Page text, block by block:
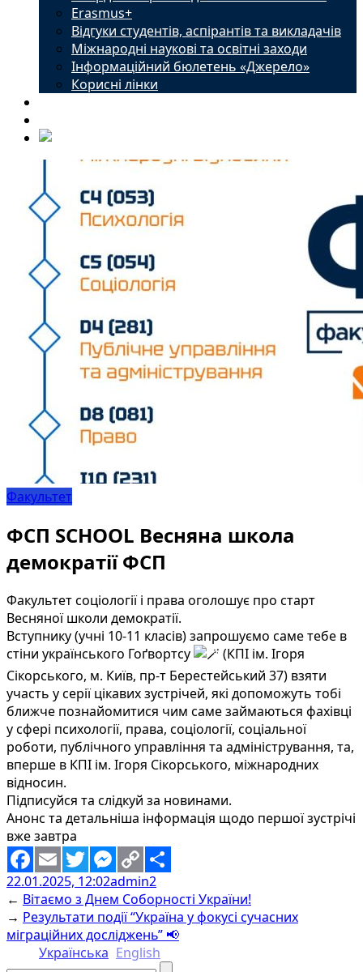
Erasmus+
Відгуки студентів, аспірантів та викладачів
Міжнародні наукові та освітні заходи
Інформаційний бюлетень «Джерело»
Корисні лінки
Факультет
ФСП SCHOOL Весняна школа
демократії ФСП
Факультет соціології і права оголошує про старт
Весняної школи демократії.
Вступнику (учні 10-11 класів) запрошуємо саме тебе в
стіни українського Гоґвортсу
(КПІ ім. Ігоря
Сікорського, м. Київ, пр-т Берестейський 37) взяти
участь у серії цікавих зустрічей, які допоможуть тобі
ближче познайомитися чим саме займаються фахівці
у сфері психології, права, соціології, соціальної
роботи, публічного управління та адміністрування, та,
вперше в КПІ ім. Ігоря Сікорського, міжнародних
відносин.
Підписуйся та слідкуй за новинами.
Анонс та детальніша інформація щодо першої зустрічі
вже завтра
Facebook
EmailTwitterMessenger
Copy
Link
Share
22.01.2025, 12:02admin2
← Вітаємо з Днем Соборності України!
→ Результати події “Україна у фокусі сучасних
міграційних досліджень” 📢
Українська English